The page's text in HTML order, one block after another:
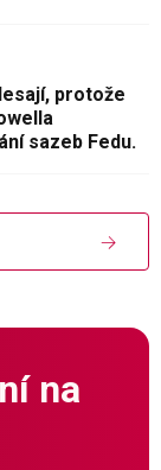
protože
sazeb Fedu.
na